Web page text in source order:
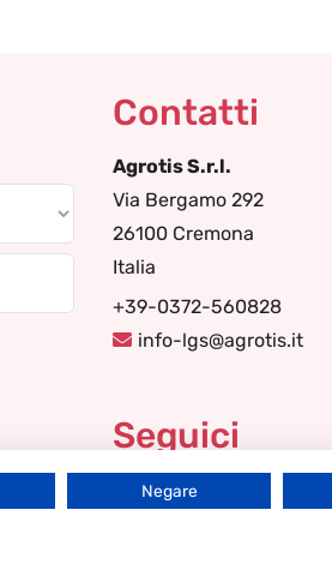
Contatti
Agrotis S.r.l.
Via Bergamo 292
26100 Cremona
Italia
+39-0372-560828
info-lgs@agrotis.it
Seguici
Negare